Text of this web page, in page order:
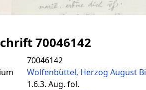
70046142
70046142
Wolfenbüttel, Herzog August
1.6.3. Aug. fol.